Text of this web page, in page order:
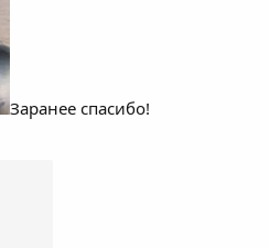
Заранее спасибо!